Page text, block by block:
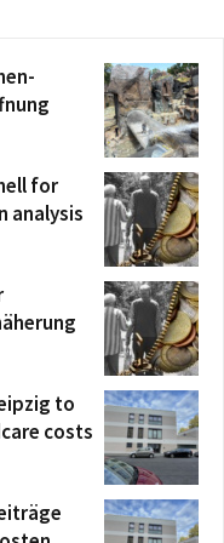
for
analysis
to
costs